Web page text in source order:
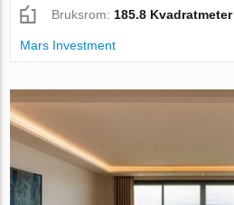
Bruksrom: 185.8 Kvadratmeter
Mars Investment